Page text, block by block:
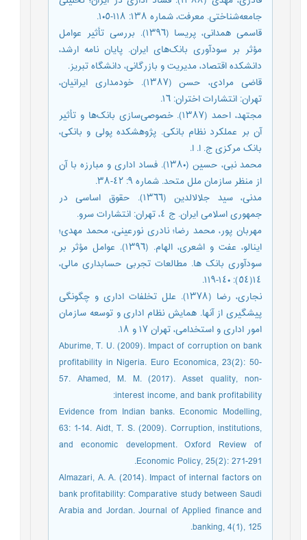
جامعه‌شناختی‌. معرفت‌، شماره ١٣٨: ١١٨-١٠٥.
قاسمی‌ همدانی‌، پریسا (١٣٩٦). بررسی‌ تأثیر عوامل‌
مؤثر بر سودآوری‌ بانک‌های‌ ایران. پایان نامه‌ ارشد،
دانشکده اقتصاد، مدیریت‌ و بازرگانی‌، دانشگاه تبریز.
قاضی‌ مرادی‌، حسن‌ (١٣٨٧). خودمداری‌ ایرانیان،
تهران: انتشارات اختران: ١٦.
مجتهد، احمد (١٣٨٧). خصوصی‌سازی‌ بانک‌ها و تأثیر
آن بر عملکرد نظام بانکی‌. پژوهشکده پولی‌ و بانکی‌،
بانک‌ مرکزی‌ ج. ا. ا.
محمد نبی‌، حسین‌ (١٣٨٠). فساد اداری‌ و مبارزه با آن
از منظر سازمان ملل‌ متحد. شماره ٩: ٤٢-٣٨.
مدنی‌، سید جلالالدین‌ (١٣٦٦). حقوق اساسی‌ در
جمهوری‌ اسلامی‌ ایران. ج ٤، تهران: انتشارات سرو.
مهربان پور، محمد رضا؛ نادری‌ نورعینی‌، محمد مهدی‌؛
اینالو، عفت‌ و اشعری‌، الهام. (١٣٩٦). عوامل‌ مؤثر بر
سودآوری‌ بانک‌ ها. مطالعات تجربی‌ حسابداری‌ مالی‌،
١٤(٥٤): ١٤٠-١١٩.
نجاری‌، رضا (١٣٧٨). علل‌ تخلفات اداری‌ و چگونگی‌
پیشگیری‌ از آنها. همایش‌ نظام اداری‌ و توسعه‌ سازمان
امور اداری‌ و استخدامی‌، تهران ١٧ و ١٨.
Aburime, T. U. (2009). Impact of corruption on bank
profitability in Nigeria. Euro Economica, 23(2): 50-
57. Ahamed, M. M. (2017). Asset quality, non-
interest income, and bank profitability:
Evidence from Indian banks. Economic Modelling,
63: 1-14. Aidt, T. S. (2009). Corruption, institutions,
and economic development. Oxford Review of
Economic Policy, 25(2): 271-291.
Almazari, A. A. (2014). Impact of internal factors on
bank profitability: Comparative study between Saudi
Arabia and Jordan. Journal of Applied finance and
banking, 4(1), 125.